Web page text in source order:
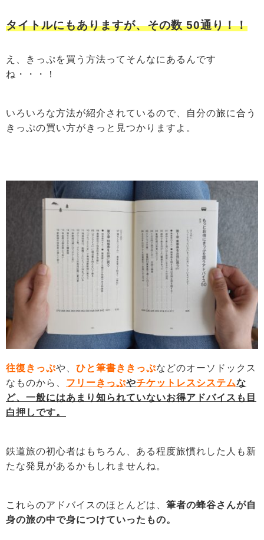
タイトルにもありますが、その数50通り！！
え、きっぷを買う方法ってそんなにあるんです
ね・・・！
いろいろな方法が紹介されているので、自分の旅に合う
きっぷの買い方がきっと見つかりますよ。
往復きっぷや、 ひと筆書ききっぷなどのオーソドックス
なものから、 フリーきっぷやチケットレスシステムな
ど、一般にはあまり知られていないお得アドバイスも目
白押しです。
鉄道旅の初心者はもちろん、ある程度旅慣れした人も新
たな発見があるかもしれませんね。
これらのアドバイスのほとんどは、 筆者の蜂谷さんが自
身の旅の中で身につけていったもの。